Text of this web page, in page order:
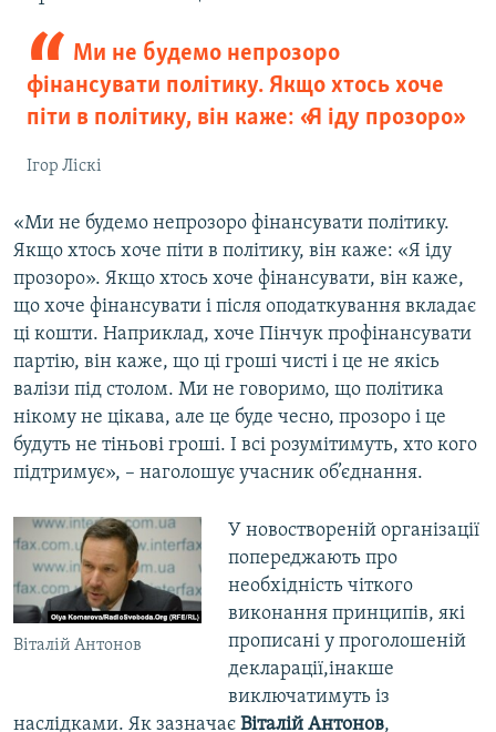
Ми не будемо непрозоро
фінансувати політику. Якщо хтось хоче
піти в політику, він каже: «Я іду прозоро»
Ігор Ліскі
«Ми не будемо непрозоро фінансувати політику.
Якщо хтось хоче піти в політику, він каже: «Я іду
прозоро». Якщо хтось хоче фінансувати, він каже,
що хоче фінансувати і після оподаткування вкладає
ці кошти. Наприклад, хоче Пінчук профінансувати
партію, він каже, що ці гроші чисті і це не якісь
валізи під столом. Ми не говоримо, що політика
нікому не цікава, але це буде чесно, прозоро і це
будуть не тіньові гроші. І всі розумітимуть, хто кого
підтримує», – наголошує учасник об’єднання.
Віталій Антонов
У новоствореній організації
попереджають про
необхідність чіткого
виконання принципів, які
прописані у проголошеній
декларації,інакше
виключатимуть із
наслідками. Як зазначає Віталій Антонов,